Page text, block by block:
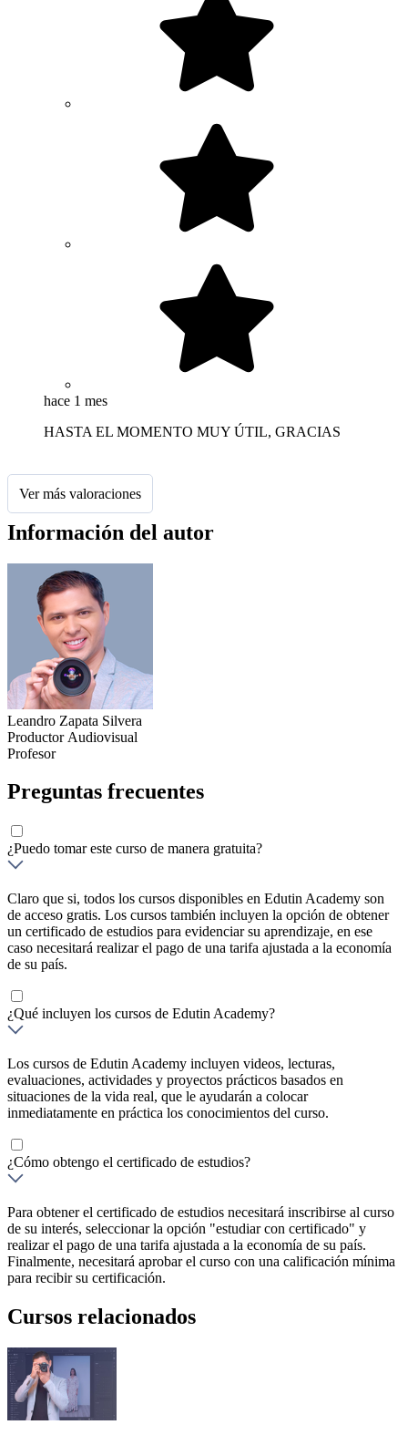
hace 1 mes
HASTA EL MOMENTO MUY ÚTIL, GRACIAS
Ver más valoraciones
Información del autor
Leandro Zapata Silvera
Productor Audiovisual
Profesor
Preguntas frecuentes
¿Puedo tomar este curso de manera gratuita?
Claro que si, todos los cursos disponibles en Edutin Academy son
de acceso gratis. Los cursos también incluyen la opción de obtener
un certificado de estudios para evidenciar su aprendizaje, en ese
caso necesitará realizar el pago de una tarifa ajustada a la economía
de su país.
¿Qué incluyen los cursos de Edutin Academy?
Los cursos de Edutin Academy incluyen videos, lecturas,
evaluaciones, actividades y proyectos prácticos basados en
situaciones de la vida real, que le ayudarán a colocar
inmediatamente en práctica los conocimientos del curso.
¿Cómo obtengo el certificado de estudios?
Para obtener el certificado de estudios necesitará inscribirse al curso
de su interés, seleccionar la opción "estudiar con certificado" y
realizar el pago de una tarifa ajustada a la economía de su país.
Finalmente, necesitará aprobar el curso con una calificación mínima
para recibir su certificación.
Cursos relacionados